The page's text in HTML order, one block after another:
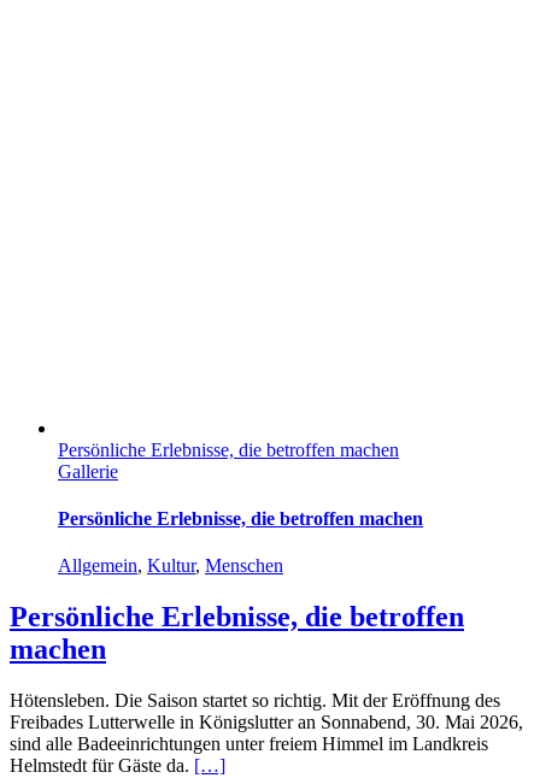
Persönliche Erlebnisse, die betroffen machen
Gallerie
Persönliche Erlebnisse, die betroffen machen
Allgemein, Kultur, Menschen
Persönliche Erlebnisse, die betroffen
machen
Hötensleben. Die Saison startet so richtig. Mit der Eröffnung des
Freibades Lutterwelle in Königslutter an Sonnabend, 30. Mai 2026,
sind alle Badeeinrichtungen unter freiem Himmel im Landkreis
Helmstedt für Gäste da. […]